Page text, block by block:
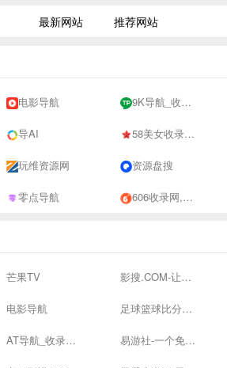
最新网站 推荐网站
电影导航 9K导航_收录网-网址收录-网址导航-收录网站-自助广告系统
导AI 58美女收录网-自动收录网站-流量交换-自动链
玩维资源网 资源盘搜
零点导航 606收录网,免费自动秒收录网址,提供自动收录,网站导航大全源码,自动链,友情链接交换。
芒果TV 影搜.COM-让影视搜索变得简单
电影导航 足球篮球比分、体育赛果直播|让足球滚一会
AT导航_收录网_免费收录网站_自动收录网_秒收录 易游社-一个免费二次元游戏分享社区